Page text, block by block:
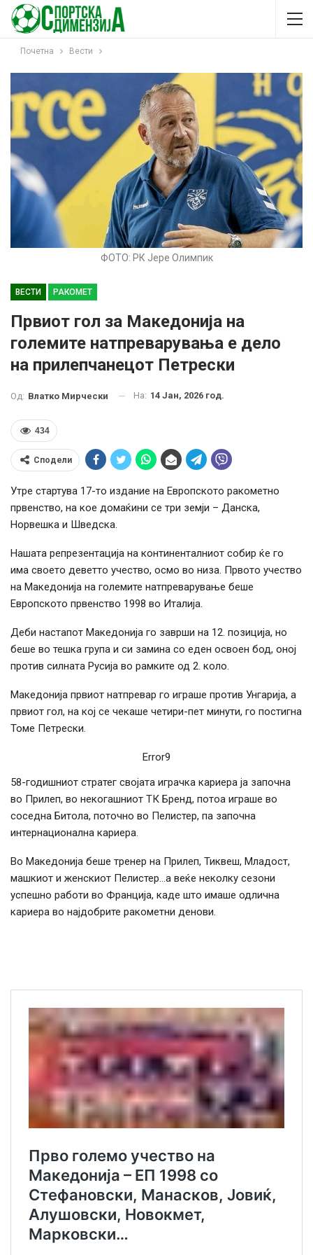
Почетна Вести
ФОТО: РК Јере Олимпик
ВЕСТИ РАКОМЕТ
Првиот гол за Македонија на
големите натпреварувања е дело
на прилепчанецот Петрески
Од: Влатко Мирчески На: 14 Јан, 2026 год.
434
Сподели
Утре стартува 17-то издание на Европското ракометно
првенство, на кое домаќини се три земји – Данска,
Норвешка и Шведска.
Нашата репрезентација на континенталниот собир ќе го
има своето деветто учество, осмо во низа. Првото учество
на Македонија на големите натпреварување беше
Европското првенство 1998 во Италија.
Деби настапот Македонија го заврши на 12. позиција, но
беше во тешка група и си замина со еден освоен бод, оној
против силната Русија во рамките од 2. коло.
Македонија првиот натпревар го играше против Унгарија, а
првиот гол, на кој се чекаше четири-пет минути, го постигна
Томе Петрески.
Error9
58-годишниот стратег својата играчка кариера ја започна
во Прилеп, во некогашниот ТК Бренд, потоа играше во
соседна Битола, поточно во Пелистер, па започна
интернационална кариера.
Во Македонија беше тренер на Прилеп, Тиквеш, Младост,
машкиот и женскиот Пелистер…а веќе неколку сезони
успешно работи во Франција, каде што имаше одлична
кариера во најдобрите ракометни денови.